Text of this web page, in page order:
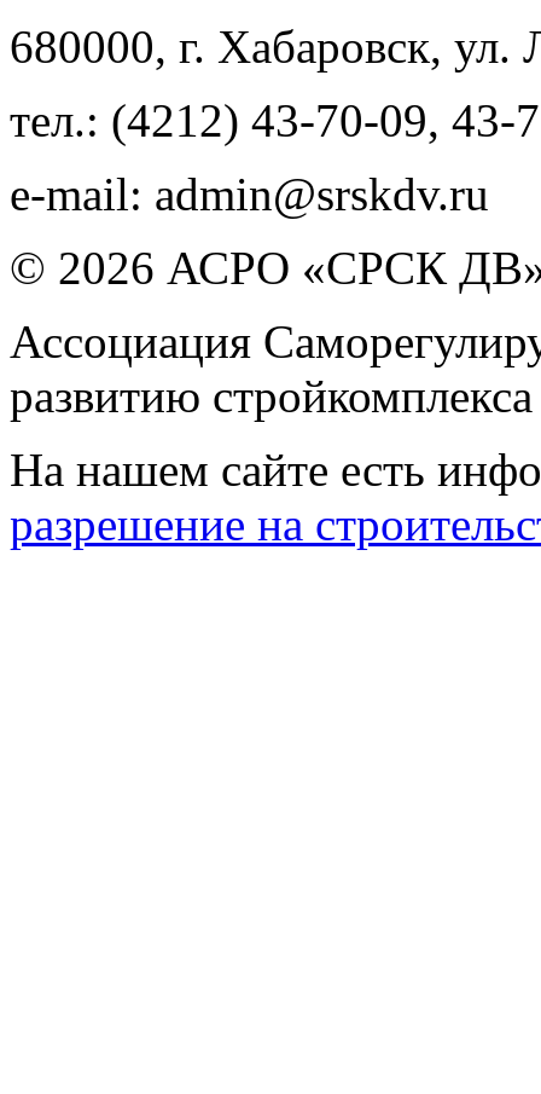
680000, г. Хабаровск, ул.
тел.: (4212) 43-70-09, 43-
e-mail: admin@srskdv.ru
© 2026 АСРО «СРСК
Ассоциация
развитию
На нашем сайте есть
разрешение на